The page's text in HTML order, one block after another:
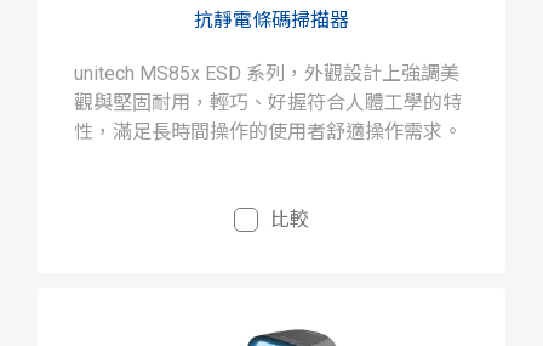
抗靜電條碼掃描器
unitech MS85x ESD 系列，外觀設計上強調美
觀與堅固耐用，輕巧、好握符合人體工學的特
性，滿足長時間操作的使用者舒適操作需求。
比較